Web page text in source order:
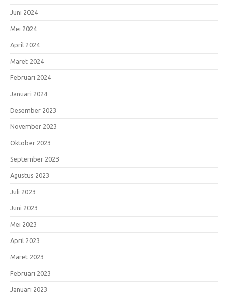
Juni 2024
Mei 2024
April 2024
Maret 2024
Februari 2024
Januari 2024
Desember 2023
November 2023
Oktober 2023
September 2023
Agustus 2023
Juli 2023
Juni 2023
Mei 2023
April 2023
Maret 2023
Februari 2023
Januari 2023